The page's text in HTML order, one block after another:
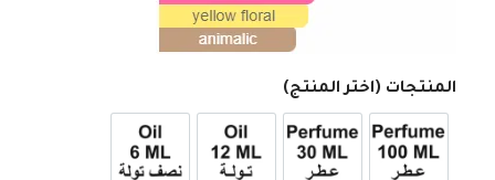
المنتجات (اختر المنتج)
عطر 100ml عطر 30ml 12ml زيت تولة 6ml زيت نصف تولة